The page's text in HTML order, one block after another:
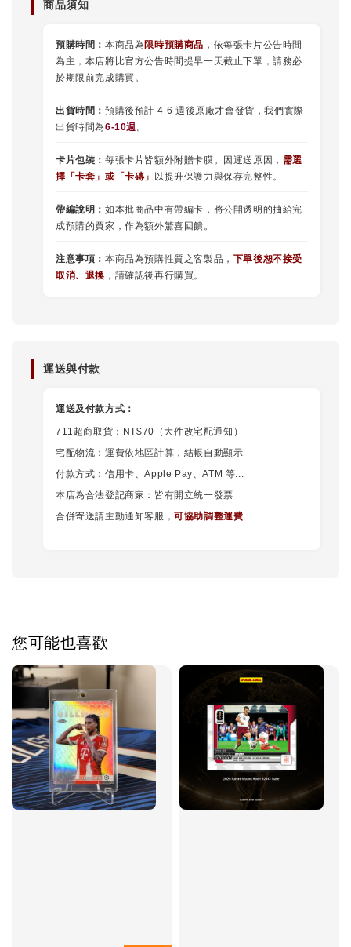
商品須知
預購時間： 本商品為限時預購商品 ，依每張卡片公告時間
為主，本店將比官方公告時間提早一天截止下單，請務必
於期限前完成購買。
出貨時間： 預購後預計 4-6 週後原廠才會發貨，我們實際
出貨時間為6-10週。
卡片包裝： 每張卡片皆額外附贈卡膜。因運送原因， 需選
擇 「卡套 」或 「卡磚」 以提升保護力與保存完整性。
帶編說明： 如本批商品中有帶編卡，將公開透明的抽給完
成預購的買家，作為額外驚喜回饋。
注意事項： 本商品為預購性質之客製品， 下單後恕不接受
取消、退換 ，請確認後再行購買。
運送與付款
運送及付款方式：
711超商取貨：NT$70（大件改宅配通知）
宅配物流：運費依地區計算，結帳自動顯示
付款方式：信用卡、Apple Pay、ATM 等...
本店為合法登記商家：皆有開立統一發票
合併寄送請主動通知客服，可協助調整運費
您可能也喜歡